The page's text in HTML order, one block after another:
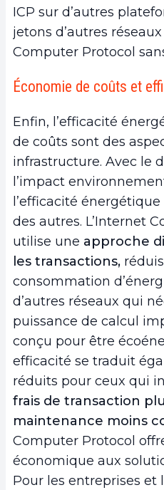
ICP sur d’autres
jetons d’autres
Computer Protocol
Économie de coûts et
Enfin, l’efficacité
de coûts sont des
infrastructure. Avec le
l’impact
l’efficacité
des autres. L’Internet
utilise une approche
les transactions,
consommation
d’autres réseaux qui
puissance de calcul
conçu pour être
efficacité se traduit
réduits pour ceux qui
frais de transaction
maintenance moins
Computer Protocol
économique aux
Pour les entreprises et